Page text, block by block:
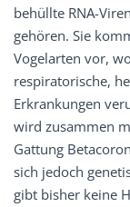
behüllte RNA-
gehören. Sie
Vogelarten vor,
respiratorische,
Erkrankungen
wird zusammen
Gattung
sich jedoch
gibt bisher keine